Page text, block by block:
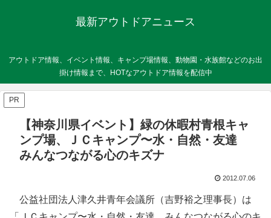
最新アウトドアニュース
アウトドア情報、イベント情報、キャンプ場情報、動物園・水族館などのお出
掛け情報まで、HOTなアウトドア情報を配信中
PR
【神奈川県イベント】緑の休暇村青根キャ
ンプ場、ＪＣキャンプ〜水・自然・友達
みんなつながる心のキズナ
2012.07.06
公益社団法人津久井青年会議所（吉野裕之理事長）は